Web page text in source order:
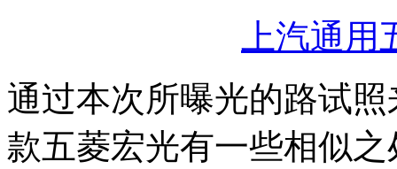
上汽通
通过本次所曝光的路试
款五菱宏光有一些相似